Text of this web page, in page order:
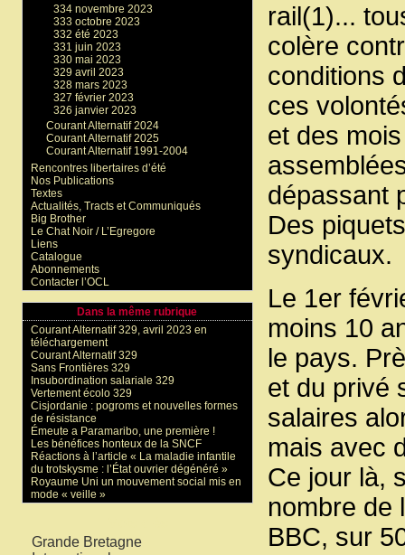
rail(1)...
colère
conditions
ces
et des
dépassant
Des
syndicaux.
Le 1er
moins 10
le pays.
et du privé
salaires
mais avec
Ce jour là,
nombre de
BBC, sur
334 novembre 2023
333 octobre 2023
332 été 2023
331 juin 2023
330 mai 2023
329 avril 2023
328 mars 2023
327 février 2023
326 janvier 2023
Courant Alternatif 2024
Courant Alternatif 2025
Courant Alternatif 1991-2004
Rencontres libertaires d’été
Nos Publications
Textes
Actualités, Tracts et Communiqués
Big Brother
Le Chat Noir / L’Egregore
Liens
Catalogue
Abonnements
Contacter l’OCL
Dans la même rubrique
Courant Alternatif 329, avril 2023 en
téléchargement
Courant Alternatif 329
Sans Frontières 329
Insubordination salariale 329
Vertement écolo 329
Cisjordanie : pogroms et nouvelles formes
de résistance
Émeute a Paramaribo, une première !
Les bénéfices honteux de la SNCF
Réactions à l’article « La maladie infantile
du trotskysme : l’État ouvrier dégénéré »
Royaume Uni un mouvement social mis en
mode « veille »
Grande Bretagne